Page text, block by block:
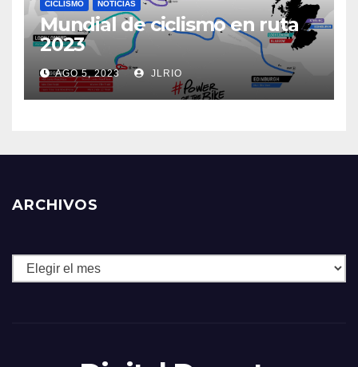
CICLISMO NOTICIAS
Mundial de ciclismo en ruta
2023
AGO 5, 2023 JLRIO
ARCHIVOS
Archivos